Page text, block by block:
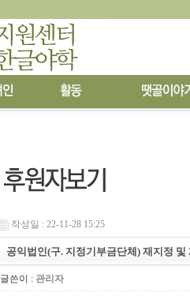
작성일 : 22-11-28 15:25
공익법인(구. 지정기부금단체) 재지정
글쓴이 : 관리자